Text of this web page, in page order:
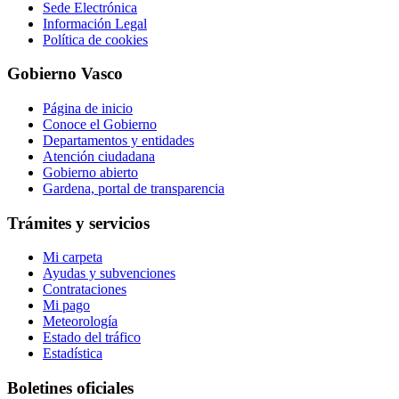
Sede Electrónica
Información Legal
Política de cookies
Gobierno Vasco
Página de inicio
Conoce el Gobierno
Departamentos y entidades
Atención ciudadana
Gobierno abierto
Gardena, portal de transparencia
Trámites y servicios
Mi carpeta
Ayudas y subvenciones
Contrataciones
Mi pago
Meteorología
Estado del tráfico
Estadística
Boletines oficiales